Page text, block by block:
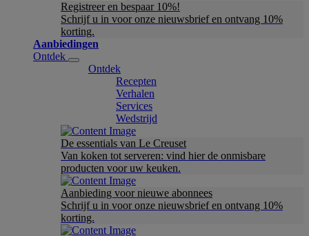
Registreer en bespaar 10%!
Schrijf u in voor onze nieuwsbrief en ontvang 10%
korting.
Aanbiedingen
Ontdek
Ontdek
Recepten
Verhalen
Services
Wedstrijd
De essentials van Le Creuset
Van koken tot serveren: vind hier de onmisbare
producten voor uw keuken.
Aanbieding voor nieuwe abonnees
Schrijf u in voor onze nieuwsbrief en ontvang 10%
korting.